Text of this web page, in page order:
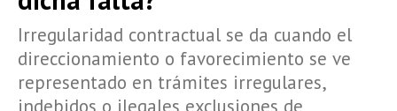
Irregularidad contractual se da cuando el
direccionamiento o favorecimiento se ve
representado en trámites irregulares,
indebidos o ilegales exclusiones de